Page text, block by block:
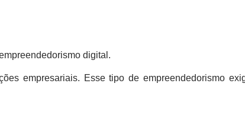
digital.
empresariais. Esse tipo de empreendedorismo